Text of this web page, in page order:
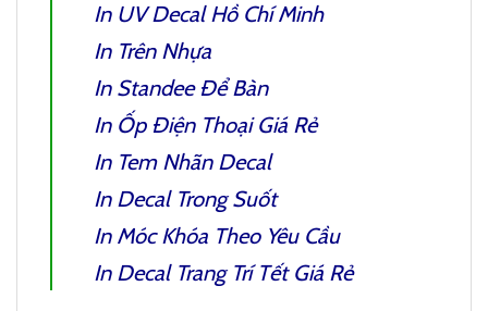
In UV DecalHồ Chí Minh
In Trên Nhựa
In Standee Để Bàn
In Ốp Điện ThoạiGiá Rẻ
In Tem Nhãn Decal
In Decal TrongSuốt
In Móc Khóa Theo Yêu Cầu
In Decal Trang Trí TếtGiá Rẻ